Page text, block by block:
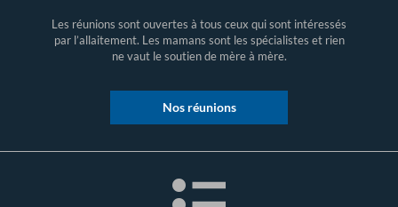
Les réunions sont ouvertes à tous ceux qui sont intéressés
par l’allaitement. Les mamans sont les spécialistes et rien
ne vaut le soutien de mère à mère.
Nos réunions